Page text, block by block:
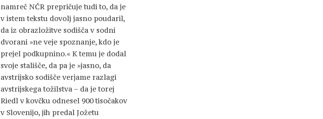
namreč NČR prepričuje tudi to, da je
v istem tekstu dovolj jasno poudaril,
da iz obrazložitve sodišča v sodni
dvorani »ne veje spoznanje, kdo je
prejel podkupnino.« K temu je dodal
svoje stališče, da pa je »jasno, da
avstrijsko sodišče verjame razlagi
avstrijskega tožilstva – da je torej
Riedl v kovčku odnesel 900 tisočakov
v Slovenijo, jih predal Jožetu